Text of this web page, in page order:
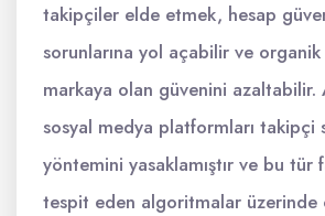
takipçiler elde etmek, hesap
sorunlarına yol açabilir ve organik
markaya olan güvenini azaltabilir.
sosyal medya platformları takipçi
yöntemini yasaklamıştır ve bu tür
tespit eden algoritmalar üzerinde